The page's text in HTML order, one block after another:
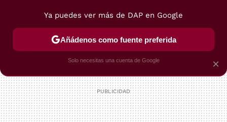
POSTRES VIAJES SELECCIÓN VEGUI
×
Ya puedes ver más de DAP en Google
Añádenos como fuente preferida
Solo necesitas una cuenta de Google